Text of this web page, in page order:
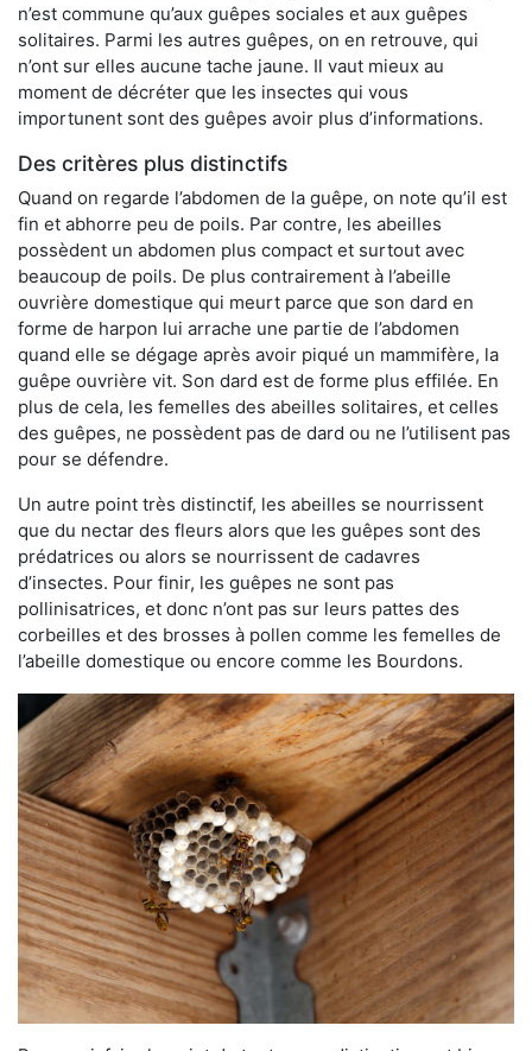
n’est commune qu’aux guêpes sociales et aux guêpes
solitaires. Parmi les autres guêpes, on en retrouve, qui
n’ont sur elles aucune tache jaune. Il vaut mieux au
moment de décréter que les insectes qui vous
importunent sont des guêpes avoir plus d’informations.
Des critères plus distinctifs
Quand on regarde l’abdomen de la guêpe, on note qu’il est
fin et abhorre peu de poils. Par contre, les abeilles
possèdent un abdomen plus compact et surtout avec
beaucoup de poils. De plus contrairement à l’abeille
ouvrière domestique qui meurt parce que son dard en
forme de harpon lui arrache une partie de l’abdomen
quand elle se dégage après avoir piqué un mammifère, la
guêpe ouvrière vit. Son dard est de forme plus effilée. En
plus de cela, les femelles des abeilles solitaires, et celles
des guêpes, ne possèdent pas de dard ou ne l’utilisent pas
pour se défendre.
Un autre point très distinctif, les abeilles se nourrissent
que du nectar des fleurs alors que les guêpes sont des
prédatrices ou alors se nourrissent de cadavres
d’insectes. Pour finir, les guêpes ne sont pas
pollinisatrices, et donc n’ont pas sur leurs pattes des
corbeilles et des brosses à pollen comme les femelles de
l’abeille domestique ou encore comme les Bourdons.